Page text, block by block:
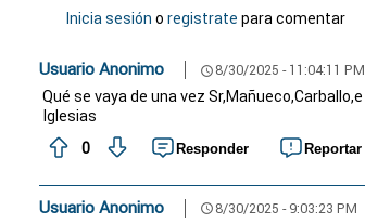
Inicia sesión o registrate para comentar
Usuario Anonimo schedule 8/30/2025 - 11:04:11 PM
Qué se vaya de una vez Sr,Mañueco,Carballo,e
Iglesias
0
Responder Reportar
Usuario Anonimo schedule 8/30/2025 - 9:03:23 PM